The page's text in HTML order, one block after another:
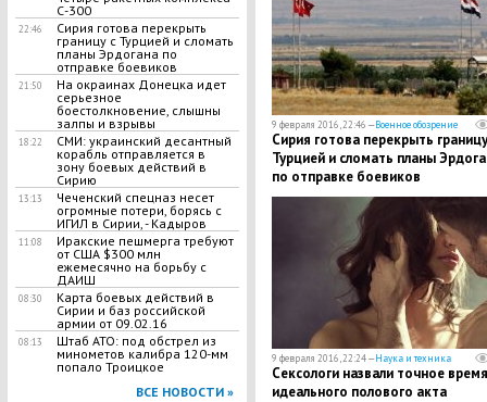
С-300
22:46
Сирия готова перекрыть
границу с Турцией и сломать
планы Эрдогана по
отправке боевиков
21:50
На окраинах Донецка идет
серьезное
боестолкновение, слышны
залпы и взрывы
18:22
СМИ: украинский десантный
корабль отправляется в
зону боевых действий в
Сирию
13:13
Чеченский спецназ несет
огромные потери, борясь с
ИГИЛ в Сирии, - Кадыров
11:08
Иракские пешмерга требуют
от США $300 млн
ежемесячно на борьбу с
ДАИШ
08:30
Карта боевых действий в
Сирии и баз российской
армии от 09.02.16
08:13
Штаб АТО: под обстрел из
минометов калибра 120-мм
попало Троицкое
ВСЕ НОВОСТИ »
9 февраля 2016, 22:46 —Военное обозрение
Сирия готова перекрыть
Турцией и сломать планы
по отправке боевиков
9 февраля 2016, 22:24 —Наука и техника
Сексологи назвали точное время
идеального полового акта